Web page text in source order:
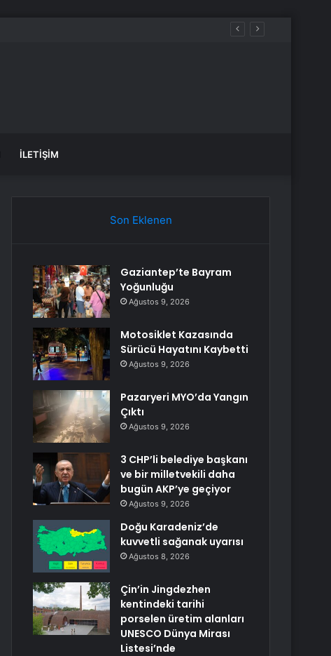
İLETIŞIM
Son Eklenen
Gaziantep’te Bayram
Yoğunluğu
Ağustos 9, 2026
Motosiklet Kazasında
Sürücü Hayatını Kaybetti
Ağustos 9, 2026
Pazaryeri MYO’da Yangın
Çıktı
Ağustos 9, 2026
3 CHP’li belediye başkanı
ve bir milletvekili daha
bugün AKP’ye geçiyor
Ağustos 9, 2026
Doğu Karadeniz’de
kuvvetli sağanak uyarısı
Ağustos 8, 2026
Çin’in Jingdezhen
kentindeki tarihi
porselen üretim alanları
UNESCO Dünya Mirası
Listesi’nde